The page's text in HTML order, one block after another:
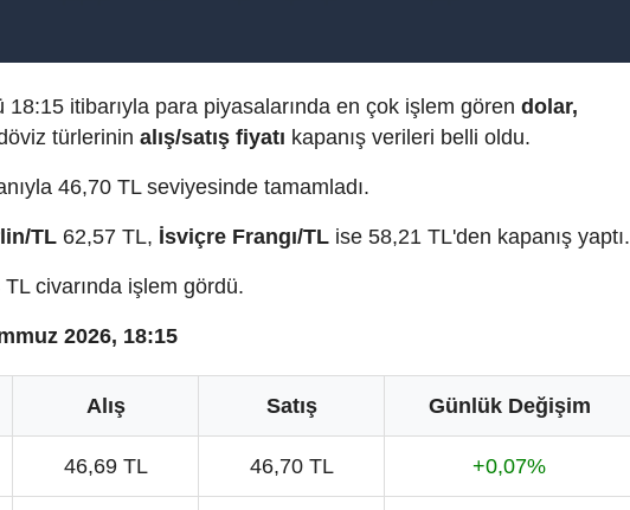
itibarıyla para piyasalarında en çok işlem gören dolar,
türlerinin alış/satış fiyatı kapanış verileri belli oldu.
46,70 TL seviyesinde tamamladı.
TL 62,57 TL, İsviçre Frangı/TL ise 58,21 TL'den kapanış yaptı.
civarında işlem gördü.
2026, 18:15
Alış Satış Günlük Değişim
46,69 TL 46,70 TL +0,07%